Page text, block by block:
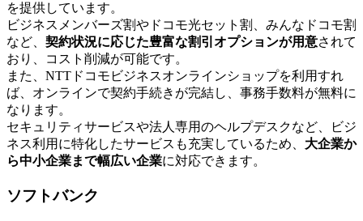
を提供しています。
ビジネスメンバーズ割やドコモ光セット割、みんなドコモ割
など、 契約状況に応じた豊富な割引オプションが用意されて
おり、コスト削減が可能です。
また、NTTドコモビジネスオンラインショップを利用すれ
ば、オンラインで契約手続きが完結し、事務手数料が無料に
なります。
セキュリティサービスや法人専用のヘルプデスクなど、ビジ
ネス利用に特化したサービスも充実しているため、 大企業か
ら中小企業まで幅広い企業に対応できます。
ソフトバンク